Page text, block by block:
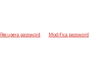
Recupera password Modifica password